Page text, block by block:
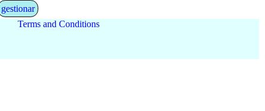
gestionar
Terms and Conditions